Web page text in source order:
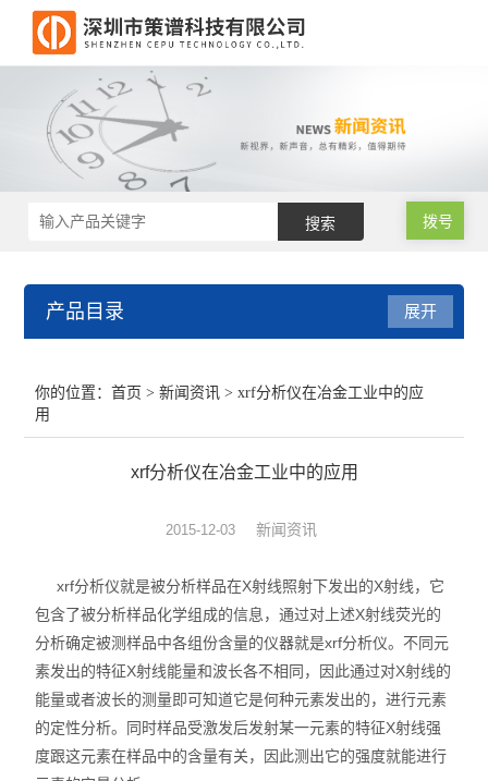
拨号
产品目录
RoHS仪器维修
硅油涂布量测厚仪
XRF分析仪
X荧光光谱仪
RoHS检测仪
展开
你的位置：首页 >新闻资讯 > xrf分析仪在冶金工业中的应
用
xrf分析仪在冶金工业中的应用
2015-12-03 新闻资讯
xrf分析仪就是被分析样品在X射线照射下发出的X射线，它
包含了被分析样品化学组成的信息，通过对上述X射线荧光的
分析确定被测样品中各组份含量的仪器就是xrf分析仪。不同元
素发出的特征X射线能量和波长各不相同，因此通过对X射线的
能量或者波长的测量即可知道它是何种元素发出的，进行元素
的定性分析。同时样品受激发后发射某一元素的特征X射线强
度跟这元素在样品中的含量有关，因此测出它的强度就能进行